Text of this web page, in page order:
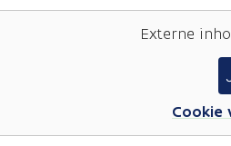
Externe
Cookie